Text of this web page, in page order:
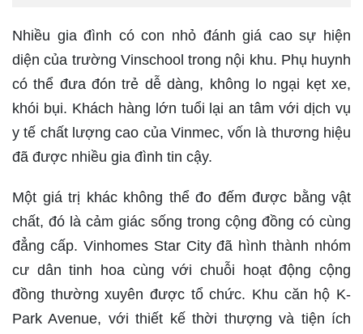
Nhiều gia đình có con nhỏ đánh giá cao sự hiện
diện của trường Vinschool trong nội khu. Phụ huynh
có thể đưa đón trẻ dễ dàng, không lo ngại kẹt xe,
khói bụi. Khách hàng lớn tuổi lại an tâm với dịch vụ
y tế chất lượng cao của Vinmec, vốn là thương hiệu
đã được nhiều gia đình tin cậy.
Một giá trị khác không thể đo đếm được bằng vật
chất, đó là cảm giác sống trong cộng đồng có cùng
đẳng cấp. Vinhomes Star City đã hình thành nhóm
cư dân tinh hoa cùng với chuỗi hoạt động cộng
đồng thường xuyên được tổ chức. Khu căn hộ K-
Park Avenue, với thiết kế thời thượng và tiện ích